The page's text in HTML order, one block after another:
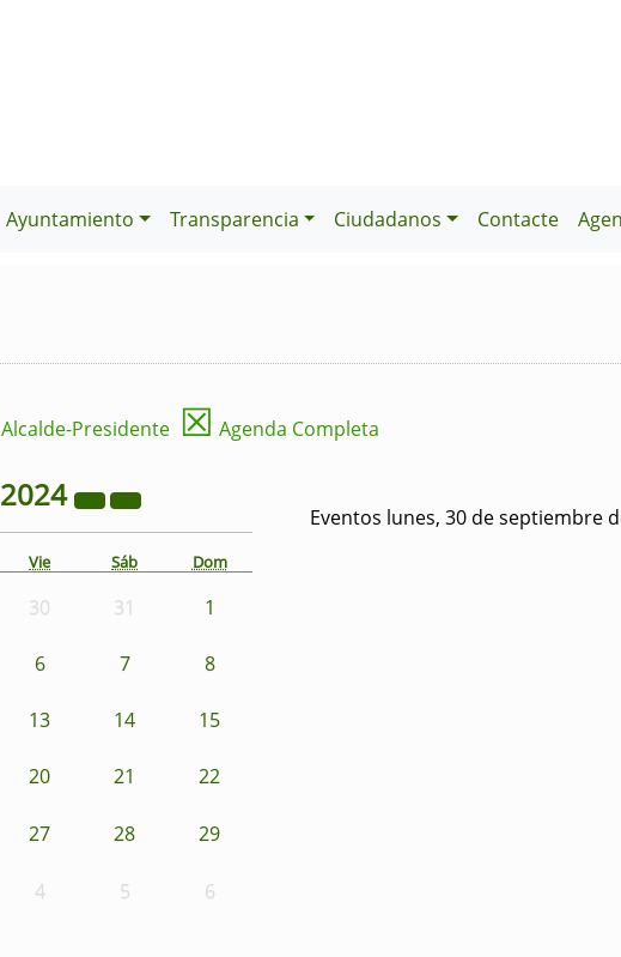
Ayuntamiento Transparencia Ciudadanos Contacte
Alcalde-Presidente ☒ Agenda Completa
2024
Vie Sáb Dom
30 31 1
6 7 8
13 14 15
20 21 22
27 28 29
4 5 6
Eventos lunes, 30 de septiembre